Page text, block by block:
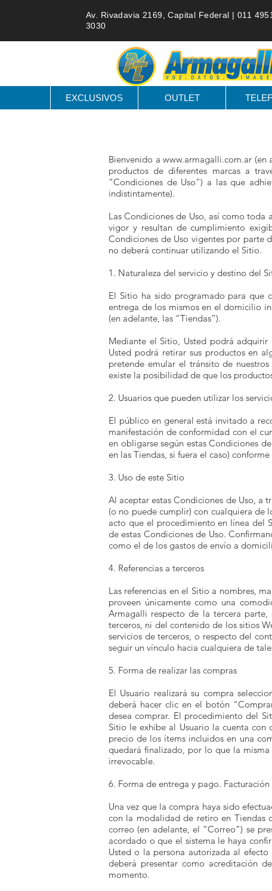
Av. Rivadavia 2169, Capital Federal | 011 4951
3030
EXCLUSIVOS OUTLET
Bienvenido awww.armagalli.com.ar (en
productos de diferentes marcas a
“Condiciones de Uso”) a las que
indistintamente).
Las Condiciones de Uso, así como toda
vigor y resultan de cumplimiento
Condiciones de Uso vigentes por parte
no deberá continuar utilizando el Sitio.
1. Naturaleza del servicio y destino del
El Sitio ha sido programado para que
entrega de los mismos en el domicilio
(en adelante, las “Tiendas”).
Mediante el Sitio, Usted podrá
Usted podrá retirar sus productos en
pretende emular el tránsito de
existe la posibilidad de que los
2. Usuarios que pueden utilizar los
El público en general está invitado a
manifestación de conformidad con el
en obligarse según estas Condiciones
en las Tiendas, si fuera el caso)
3. Uso de este Sitio
Al aceptar estas Condiciones de Uso, a
(o no puede cumplir) con cualquiera de
acto que el procedimiento en línea del
de estas Condiciones de Uso.
como el de los gastos de envío a
4. Referencias a terceros
Las referencias en el Sitio a nombres,
proveen únicamente como una
Armagalli respecto de la tercera
terceros, ni del contenido de los sitios
servicios de terceros, o respecto del
seguir un vínculo hacia cualquiera de
5. Forma de realizar las compras
El Usuario realizará su compra
deberá hacer clic en el botón
desea comprar. El procedimiento del
Sitio le exhibe al Usuario la cuenta
precio de los ítems incluidos en una
quedará finalizado, por lo que la
irrevocable.
6. Forma de entrega y pago. Facturación
Una vez que la compra haya sido
con la modalidad de retiro en Tiendas
correo (en adelante, el “Correo”) se
acordado o que el sistema le haya
Usted o la persona autorizada al
deberá presentar como acreditación
momento.